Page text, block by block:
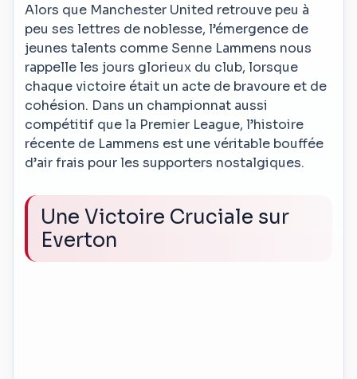
Alors que Manchester United retrouve peu à
peu ses lettres de noblesse, l’émergence de
jeunes talents comme Senne Lammens nous
rappelle les jours glorieux du club, lorsque
chaque victoire était un acte de bravoure et de
cohésion. Dans un championnat aussi
compétitif que la Premier League, l’histoire
récente de Lammens est une véritable bouffée
d’air frais pour les supporters nostalgiques.
Une Victoire Cruciale sur
Everton